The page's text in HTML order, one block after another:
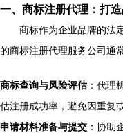
一、商标注册代理：打
商标作为企业品牌的法
的商标注册代理服务公司通
商标查询与风险评估：代理
估注册成功率，避免因重复
申请材料准备与提交 ：协助